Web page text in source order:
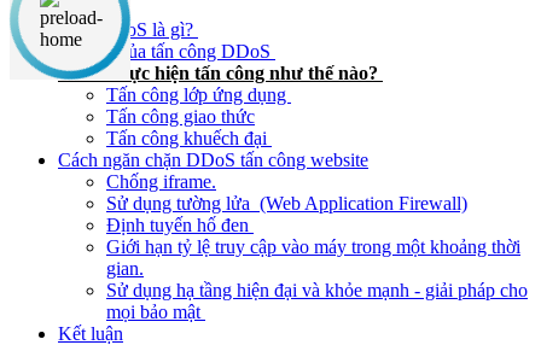
DDoS/DoS là gì?
Tác hại của tấn công DDoS
DDoS thực hiện tấn công như thế nào?
Tấn công lớp ứng dụng
Tấn công giao thức
Tấn công khuếch đại
Cách ngăn chặn DDoS tấn công website
Chống iframe.
Sử dụng tường lửa (Web Application Firewall)
Định tuyến hố đen
Giới hạn tỷ lệ truy cập vào máy trong một khoảng thời
gian.
Sử dụng hạ tầng hiện đại và khỏe mạnh - giải pháp cho
mọi bảo mật
Kết luận